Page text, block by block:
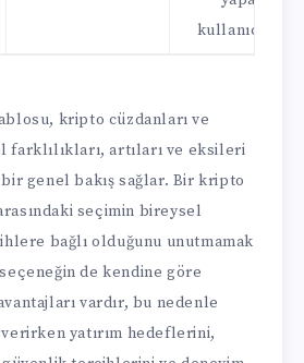
kullanıcılar.
kripto cüzdanları ve
farklılıkları, artıları ve eksileri
bir genel bakış sağlar. Bir kripto
seçimin bireysel
bağlı olduğunu unutmamak
de kendine göre
vardır, bu nedenle
yatırım hedeflerini,